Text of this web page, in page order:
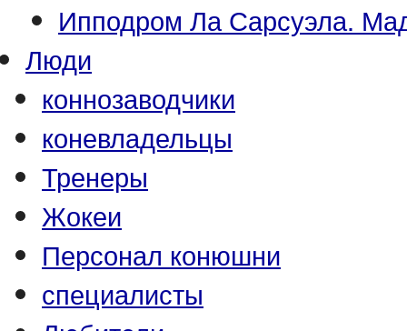
Ипподром Ла Сарсуэла.
Люди
коннозаводчики
коневладельцы
Тренеры
Жокеи
Персонал конюшни
специалисты